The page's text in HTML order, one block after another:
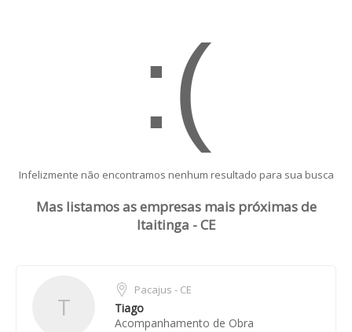
:(
Infelizmente não encontramos nenhum resultado para sua busca
Mas listamos as empresas mais próximas de
Itaitinga - CE
T
Pacajus - CE
Tiago
Acompanhamento de Obra